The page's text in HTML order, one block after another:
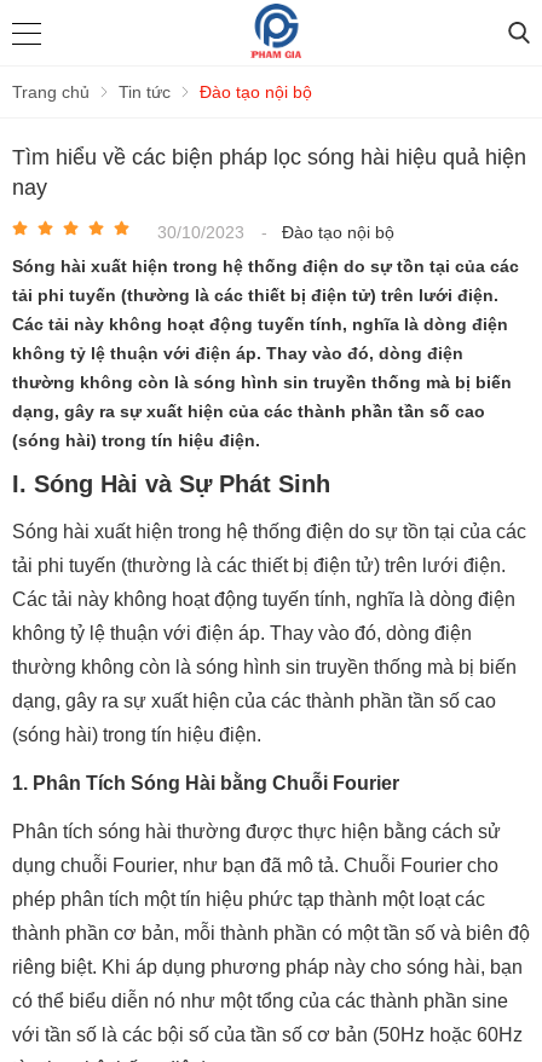
Trang chủ Tin tức Đào tạo nội bộ
Tìm hiểu về các biện pháp lọc sóng hài hiệu quả hiện
nay
30/10/2023 -
Đào tạo nội bộ
Sóng hài xuất hiện trong hệ thống điện do sự tồn tại của các
tải phi tuyến (thường là các thiết bị điện tử) trên lưới điện.
Các tải này không hoạt động tuyến tính, nghĩa là dòng điện
không tỷ lệ thuận với điện áp. Thay vào đó, dòng điện
thường không còn là sóng hình sin truyền thống mà bị biến
dạng, gây ra sự xuất hiện của các thành phần tần số cao
(sóng hài) trong tín hiệu điện.
I. Sóng Hài và Sự Phát Sinh
Sóng hài xuất hiện trong hệ thống điện do sự tồn tại của các
tải phi tuyến (thường là các thiết bị điện tử) trên lưới điện.
Các tải này không hoạt động tuyến tính, nghĩa là dòng điện
không tỷ lệ thuận với điện áp. Thay vào đó, dòng điện
thường không còn là sóng hình sin truyền thống mà bị biến
dạng, gây ra sự xuất hiện của các thành phần tần số cao
(sóng hài) trong tín hiệu điện.
1. Phân Tích Sóng Hài bằng Chuỗi Fourier
Phân tích sóng hài thường được thực hiện bằng cách sử
dụng chuỗi Fourier, như bạn đã mô tả. Chuỗi Fourier cho
phép phân tích một tín hiệu phức tạp thành một loạt các
thành phần cơ bản, mỗi thành phần có một tần số và biên độ
riêng biệt. Khi áp dụng phương pháp này cho sóng hài, bạn
có thể biểu diễn nó như một tổng của các thành phần sine
với tần số là các bội số của tần số cơ bản (50Hz hoặc 60Hz